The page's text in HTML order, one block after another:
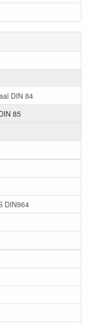
DIN 84
85
DIN964